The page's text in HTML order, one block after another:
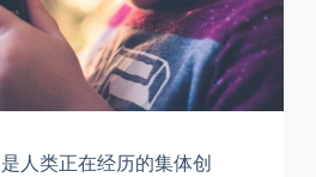
人类正在经历的集体创